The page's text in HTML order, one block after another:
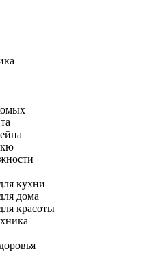
кухни
дома
красоты